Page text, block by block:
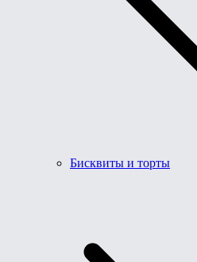
Бисквиты и торты